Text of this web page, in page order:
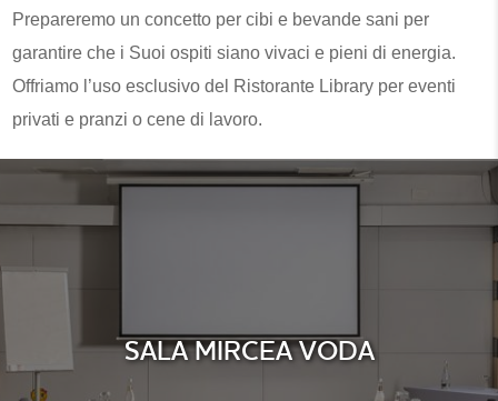
Prepareremo un concetto per cibi e bevande sani per
garantire che i Suoi ospiti siano vivaci e pieni di energia.
Offriamo l’uso esclusivo del Ristorante Library per eventi
privati e pranzi o cene di lavoro.
SALA MIRCEA VODA